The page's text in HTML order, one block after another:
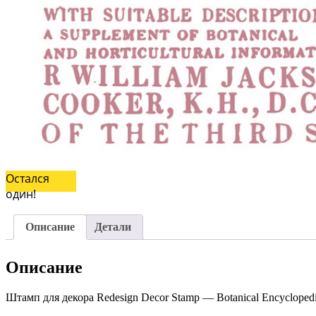
Остался
один!
Описание Детали
Описание
Штамп для декора Redesign Decor Stamp — Botanical